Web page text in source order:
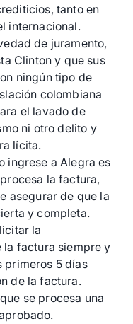
tanto en
internacional.
de juramento,
Clinton y que sus
ningún tipo de
colombiana
el lavado de
ni otro delito y
lícita.
ingrese a Alegra es
la factura,
asegurar de que la
y completa.
la
la factura siempre y
primeros 5 días
de la factura.
se procesa una